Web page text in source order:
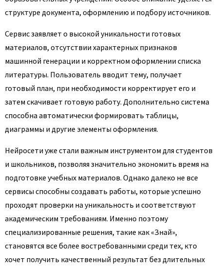
структуре документа, оформлению и подбору источников.
Сервис заявляет о высокой уникальности готовых
материалов, отсутствии характерных признаков
машинной генерации и корректном оформлении списка
литературы. Пользователь вводит тему, получает
готовый план, при необходимости корректирует его и
затем скачивает готовую работу. Дополнительно система
способна автоматически формировать таблицы,
диаграммы и другие элементы оформления.
Нейросети уже стали важным инструментом для студентов
и школьников, позволяя значительно экономить время на
подготовке учебных материалов. Однако далеко не все
сервисы способны создавать работы, которые успешно
проходят проверки на уникальность и соответствуют
академическим требованиям. Именно поэтому
специализированные решения, такие как «Знай»,
становятся все более востребованными среди тех, кто
хочет получить качественный результат без длительных